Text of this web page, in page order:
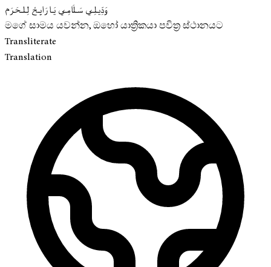
وَدِّيـلِـي سَـلَامِـي يَـا رَايِـحْ لِـلـحَـرَم
මගේ සාමය යවන්න, ඔහෝ යාත්‍රිකයා පවිත්‍ර ස්ථානයට
Transliterate
Translation